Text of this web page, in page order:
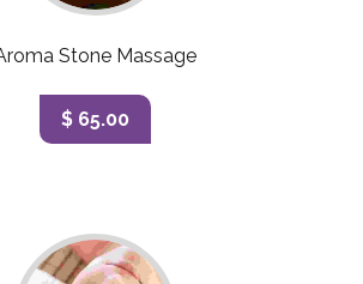
Stone Massage
$ 65.00